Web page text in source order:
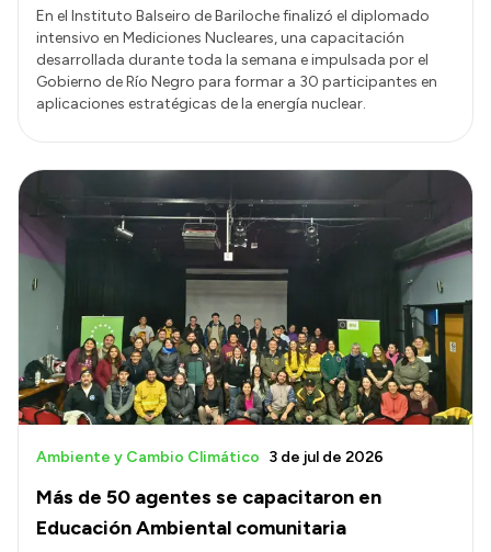
En el Instituto Balseiro de Bariloche finalizó el diplomado
intensivo en Mediciones Nucleares, una capacitación
desarrollada durante toda la semana e impulsada por el
Gobierno de Río Negro para formar a 30 participantes en
aplicaciones estratégicas de la energía nuclear.
Más de 50 agentes se capacitaron en
Educación Ambiental comunitaria
Ambiente y Cambio Climático 3 de jul de 2026